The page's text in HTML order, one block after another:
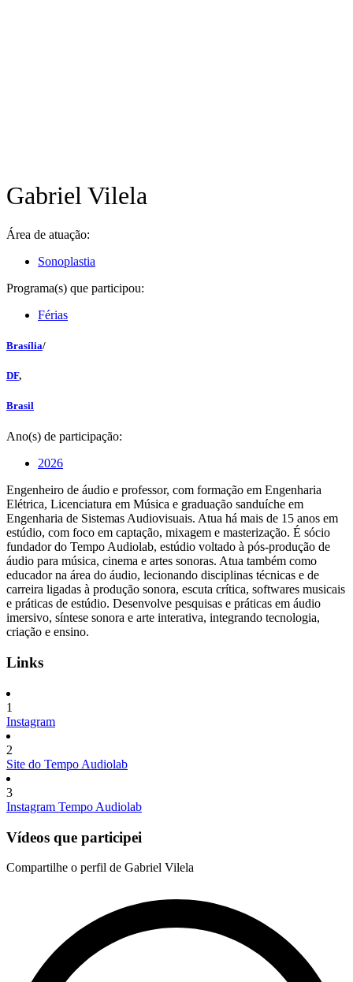
Gabriel Vilela
Área de atuação:
Sonoplastia
Programa(s) que participou:
Férias
Brasília/
DF,
Brasil
Ano(s) de participação:
2026
Engenheiro de áudio e professor, com formação em Engenharia
Elétrica, Licenciatura em Música e graduação sanduíche em
Engenharia de Sistemas Audiovisuais. Atua há mais de 15 anos em
estúdio, com foco em captação, mixagem e masterização. É sócio
fundador do Tempo Audiolab, estúdio voltado à pós-produção de
áudio para música, cinema e artes sonoras. Atua também como
educador na área do áudio, lecionando disciplinas técnicas e de
carreira ligadas à produção sonora, escuta crítica, softwares musicais
e práticas de estúdio. Desenvolve pesquisas e práticas em áudio
imersivo, síntese sonora e arte interativa, integrando tecnologia,
criação e ensino.
Links
1
Instagram
2
Site do Tempo Audiolab
3
Instagram Tempo Audiolab
Vídeos que participei
Compartilhe o perfil de Gabriel Vilela